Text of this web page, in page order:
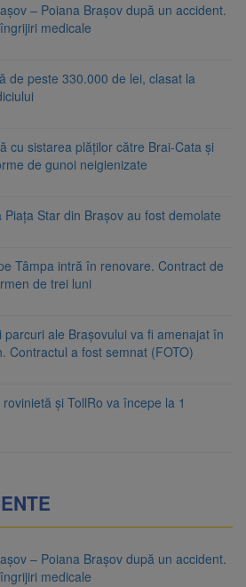
– Poiana Brașov după un accident.
medicale
de peste 330.000 de lei, clasat la
cu sistarea plăților către Brai-Cata și
de gunoi neigienizate
Star din Brașov au fost demolate
Tâmpa intră în renovare. Contract de
de trei luni
ale Brașovului va fi amenajat în
Contractul a fost semnat (FOTO)
și TollRo va începe la 1
– Poiana Brașov după un accident.
medicale